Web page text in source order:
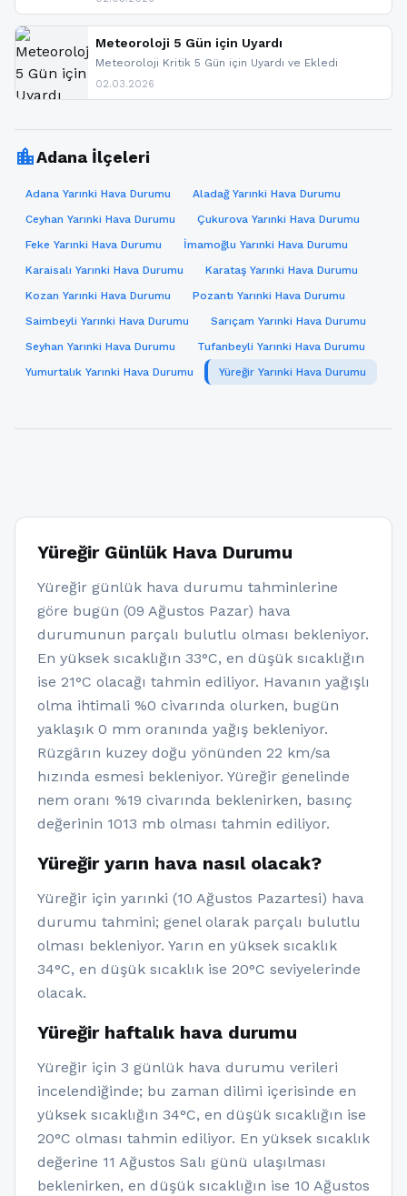
paylaşacağız. En hızlı şekilde haberdar olmak için
sitemizi takip edebilir ve bildirimleri açabilirsiniz.
Meteoroloji 5 Gün için Uyardı
Meteoroloji Kritik 5 Gün için Uyardı ve Ekledi
02.03.2026
location_cityAdana İlçeleri
Adana Yarınki Hava Durumu
Aladağ Yarınki Hava Durumu
Ceyhan Yarınki Hava Durumu
Çukurova Yarınki Hava Durumu
Feke Yarınki Hava Durumu
İmamoğlu Yarınki Hava Durumu
Karaisalı Yarınki Hava Durumu
Karataş Yarınki Hava Durumu
Kozan Yarınki Hava Durumu
Pozantı Yarınki Hava Durumu
Saimbeyli Yarınki Hava Durumu
Sarıçam Yarınki Hava Durumu
Seyhan Yarınki Hava Durumu
Tufanbeyli Yarınki Hava Durumu
Yumurtalık Yarınki Hava Durumu
Yüreğir Yarınki Hava Durumu
Yüreğir Günlük Hava Durumu
Yüreğir günlük hava durumu tahminlerine
göre bugün (09 Ağustos Pazar) hava
durumunun parçalı bulutlu olması bekleniyor.
En yüksek sıcaklığın 33°C, en düşük sıcaklığın
ise 21°C olacağı tahmin ediliyor. Havanın yağışlı
olma ihtimali %0 civarında olurken, bugün
yaklaşık 0 mm oranında yağış bekleniyor.
Rüzgârın kuzey doğu yönünden 22 km/sa
hızında esmesi bekleniyor. Yüreğir genelinde
nem oranı %19 civarında beklenirken, basınç
değerinin 1013 mb olması tahmin ediliyor.
Yüreğir yarın hava nasıl olacak?
Yüreğir için yarınki (10 Ağustos Pazartesi) hava
durumu tahmini; genel olarak parçalı bulutlu
olması bekleniyor. Yarın en yüksek sıcaklık
34°C, en düşük sıcaklık ise 20°C seviyelerinde
olacak.
Yüreğir haftalık hava durumu
Yüreğir için 3 günlük hava durumu verileri
incelendiğinde; bu zaman dilimi içerisinde en
yüksek sıcaklığın 34°C, en düşük sıcaklığın ise
20°C olması tahmin ediliyor. En yüksek sıcaklık
değerine 11 Ağustos Salı günü ulaşılması
beklenirken, en düşük sıcaklığın ise 10 Ağustos